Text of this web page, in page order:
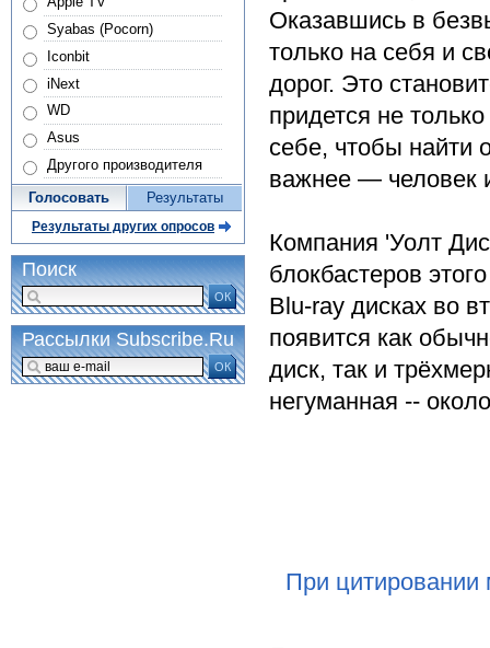
Оказавшись в
только на себя и
дорог. Это
придется не
себе, чтобы найти
важнее — человек
Компания 'Уолт
блокбастеров
Blu-ray дисках во
появится как
диск, так и
негуманная --
При цитировании
Syabas (Pocorn)
Iconbit
iNext
WD
Asus
Другого производителя
Голосовать Результаты
Результаты других опросов
Поиск
ОК
Рассылки Subscribe.Ru
ОК